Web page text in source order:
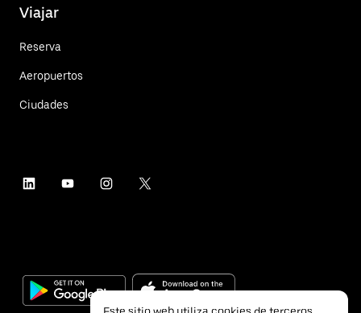
Viajar
Reserva
Aeropuertos
Ciudades